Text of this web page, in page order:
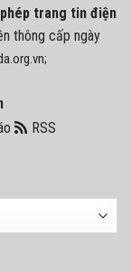
trang tin điện
thông cấp ngày
RSS